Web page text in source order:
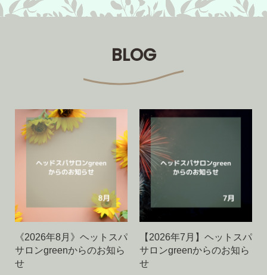
BLOG
《2026年8月》ヘットスパ
サロンgreenからのお知ら
せ
【2026年7月】ヘットスパ
サロンgreenからのお知ら
せ